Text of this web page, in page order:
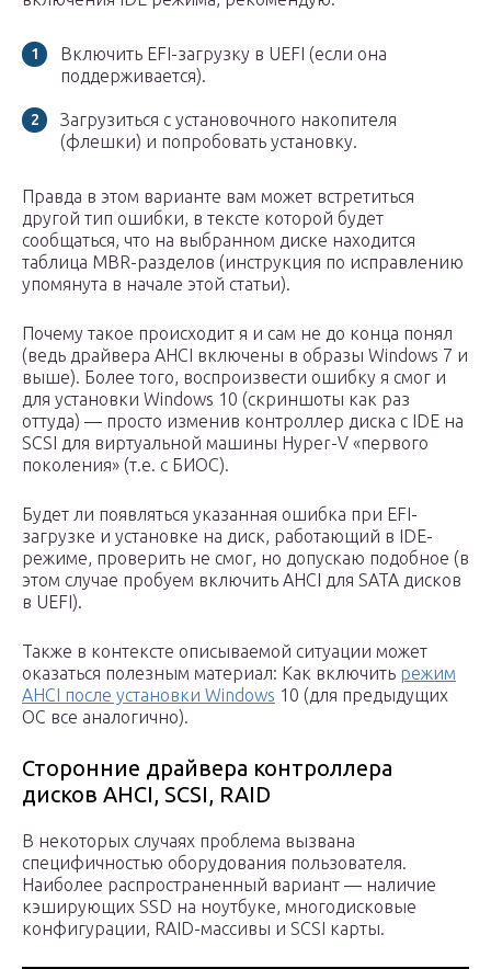
Включить EFI-загрузку в UEFI (если она
поддерживается).
Загрузиться с установочного накопителя
(флешки) и попробовать установку.
Правда в этом варианте вам может встретиться
другой тип ошибки, в тексте которой будет
сообщаться, что на выбранном диске находится
таблица MBR-разделов (инструкция по исправлению
упомянута в начале этой статьи).
Почему такое происходит я и сам не до конца понял
(ведь драйвера AHCI включены в образы Windows 7 и
выше). Более того, воспроизвести ошибку я смог и
для установки Windows 10 (скриншоты как раз
оттуда) — просто изменив контроллер диска с IDE на
SCSI для виртуальной машины Hyper-V «первого
поколения» (т.е. с БИОС).
Будет ли появляться указанная ошибка при EFI-
загрузке и установке на диск, работающий в IDE-
режиме, проверить не смог, но допускаю подобное (в
этом случае пробуем включить AHCI для SATA дисков
в UEFI).
Также в контексте описываемой ситуации может
оказаться полезным материал: Как включить режим
AHCI после установки Windows 10 (для предыдущих
ОС все аналогично).
Сторонние драйвера контроллера
дисков AHCI, SCSI, RAID
В некоторых случаях проблема вызвана
специфичностью оборудования пользователя.
Наиболее распространенный вариант — наличие
кэширующих SSD на ноутбуке, многодисковые
конфигурации, RAID-массивы и SCSI карты.